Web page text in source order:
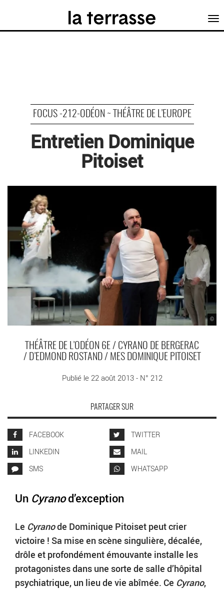
FOCUS -212-ODÉON ~ THÉÂTRE DE L’EUROPE
Entretien Dominique
Pitoiset
©
THÉÂTRE DE L’ODÉON 6E / CYRANO DE BERGERAC
/ D’EDMOND ROSTAND / MES DOMINIQUE PITOISET
Publié le 22 août 2013 - N° 212
PARTAGER SUR
FACEBOOK
TWITTER
LINKEDIN
MAIL
SMS
WHATSAPP
Un Cyranod’exception
Le Cyranode Dominique Pitoiset peut crier
victoire ! Sa mise en scène singulière, décalée,
drôle et profondément émouvante installe les
protagonistes dans une sorte de salle d’hôpital
psychiatrique, un lieu de vie abîmée. Ce Cyrano,